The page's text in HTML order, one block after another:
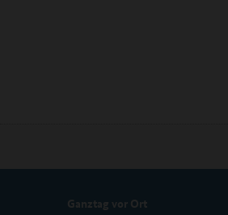
Ganztag vor Ort